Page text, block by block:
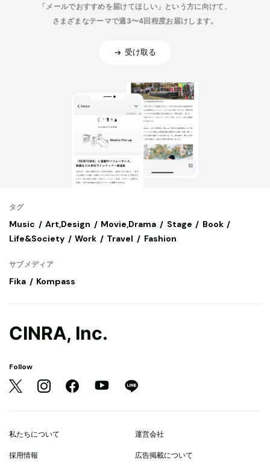
「メールでおすすめを届けてほしい」という方に向けて、
さまざまなテーマで週3〜4回程度お届けします。
受け取る
タグ
Music Art,Design Movie,Drama Stage
Book
Life&Society
Work Travel Fashion
サブメディア
Fika Kompass
CINRA, Inc.
Follow
私たちについて 運営会社
採用情報 広告掲載について